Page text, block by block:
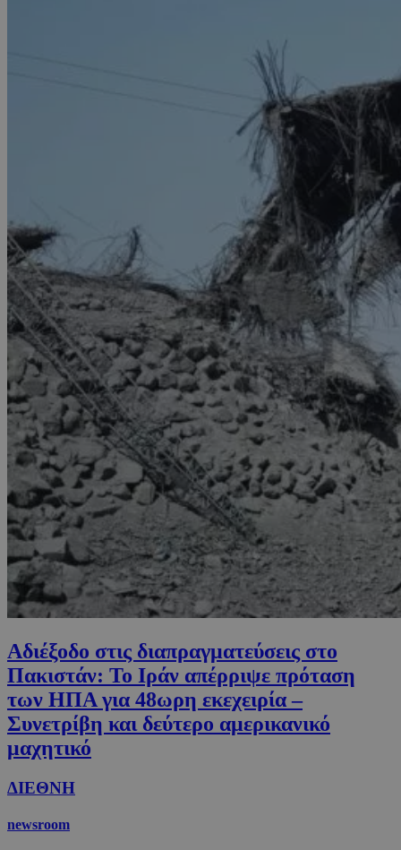
Αδιέξοδο στις διαπραγματεύσεις στο
Πακιστάν: Το Ιράν απέρριψε πρόταση
των ΗΠΑ για 48ωρη εκεχειρία –
Συνετρίβη και δεύτερο αμερικανικό
μαχητικό
ΔΙΕΘΝΗ
newsroom